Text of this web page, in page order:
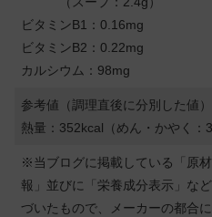
ビタミンB1：0.16mg
ビタミンB2：0.22mg
カルシウム：98mg
参考値（調理直後に分別した値）
熱量：352kcal（めん・かやく：
※当ブログに掲載している「原
報」並びに「栄養成分表示」な
づいたもので、メーカーの都合